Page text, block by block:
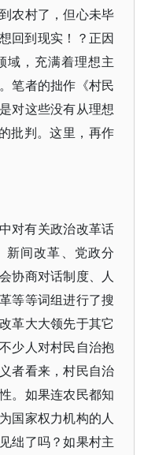
农村了，但心未毕
回到现实！？正因
域，充满着理想主
笔者的拙作《村民
对这些没有从理想
批判。这里，再作
对有关政治改革话
新间改革、党政分
协商对话制度、人
等等词组进行了搜
革大大领先于其它
少人对村民自治抱
者看来，村民自治
。如果连农民都知
国家权力机构的人
绌了吗？如果村主